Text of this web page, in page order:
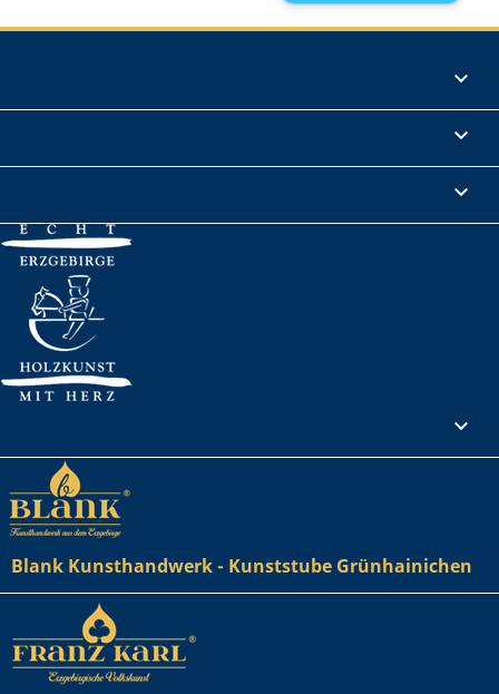




Blank Kunsthandwerk - Kunststube Grünhainichen